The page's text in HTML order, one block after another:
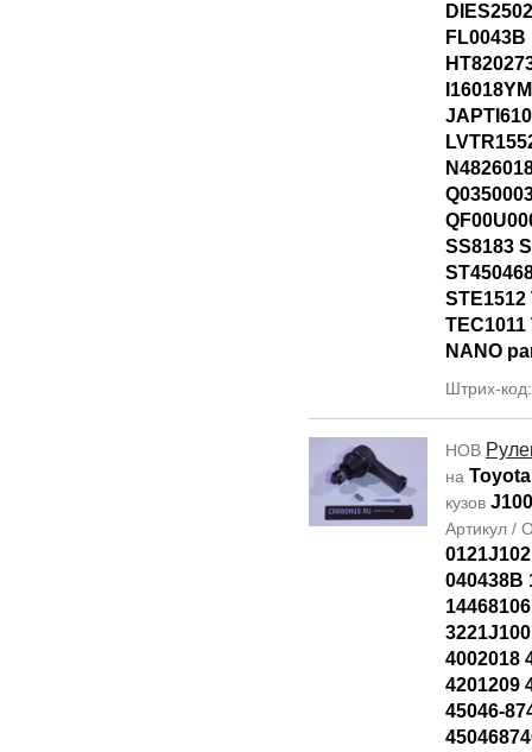
FL0043B
SS8183
STE1512
TEC1011
NANO
Штрих-
НОВ
на
кузов
Артикул /
040438B
4002018
4201209
45046-